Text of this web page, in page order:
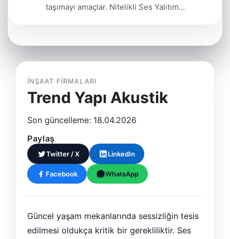
taşımayı amaçlar. Nitelikli Ses Yalıtım…
İNŞAAT FIRMALARI
Trend Yapı Akustik
Son güncelleme: 18.04.2026
Paylaş
Twitter / X LinkedIn
Facebook WhatsApp
Güncel yaşam mekanlarında sessizliğin tesis
edilmesi oldukça kritik bir gerekliliktir. Ses